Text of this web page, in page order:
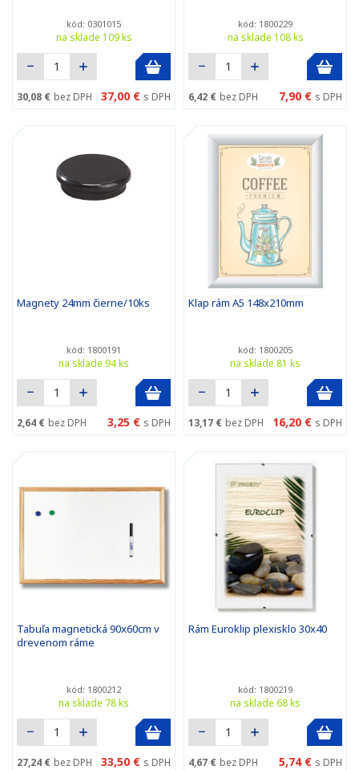
kód: 0301015
na sklade 109 ks
30,08 € bez DPH 37,00 € s DPH
kód: 1800229
na sklade 108 ks
6,42 € bez DPH 7,90 € s DPH
Magnety 24mm čierne/10ks
kód: 1800191
na sklade 94 ks
2,64 € bez DPH 3,25 € s DPH
Klap rám A5 148x210mm
kód: 1800205
na sklade 81 ks
13,17 € bez DPH 16,20 € s DPH
Tabuľa magnetická 90x60cm v
drevenom ráme
kód: 1800212
na sklade 78 ks
27,24 € bez DPH 33,50 € s DPH
Rám Euroklip plexisklo 30x40
kód: 1800219
na sklade 68 ks
4,67 € bez DPH 5,74 € s DPH